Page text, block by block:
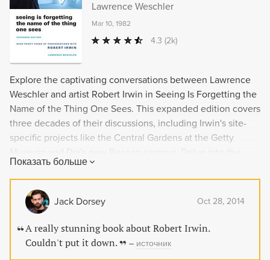
Lawrence Weschler
Mar 10, 1982
4.3 (2k)
Explore the captivating conversations between Lawrence
Weschler and artist Robert Irwin in Seeing Is Forgetting the
Name of the Thing One Sees. This expanded edition covers
three decades of their discussions, including Irwin's site-
specific projects like the Central Gardens at the Getty
mind of this light and space master and discover why this
book is considered one of the best on an artist.
Показать больше
Jack Dorsey Oct 28, 2014
A really stunning book about Robert Irwin.
Couldn't put it down.
– источник